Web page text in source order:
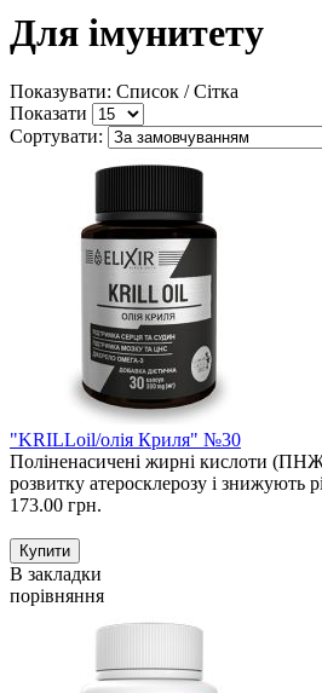
Для імунитету
Показувати: Список /Сітка
Показати
Сортувати:
"KRILLoil/олія Криля" №30
Поліненасичені жирні кислоти
розвитку атеросклерозу і знижують
173.00 грн.
В закладки
порівняння